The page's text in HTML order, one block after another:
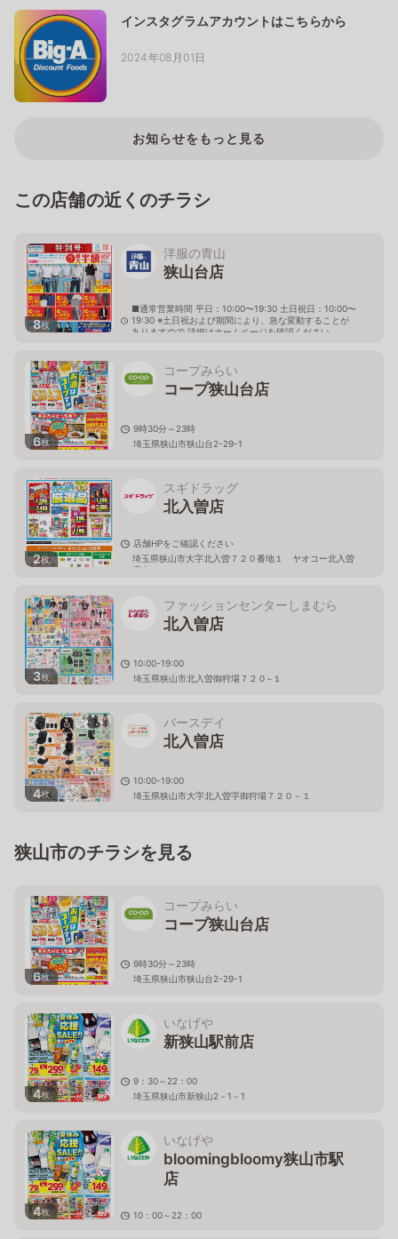
インスタグラムアカウントはこちらから
2024年08月01日
お知らせをもっと見る
この店舗の近くのチラシ
8枚
洋服の青山
狭山台店
■通常営業時間 平日：10:00〜19:30 土日祝日：10:00〜
19:30 ※土日祝および期間により、急な変動することが
ありますので 詳細はホームページを確認ください
6枚
コープみらい
コープ狭山台店
9時30分～23時
埼玉県狭山市狭山台2-29-1
2枚
スギドラッグ
北入曽店
店舗HPをご確認ください
埼玉県狭山市大字北入曽７２０番地１ ヤオコー北入曽
店内
3枚
ファッションセンターしまむら
北入曽店
10:00-19:00
埼玉県狭山市北入曽御狩場７２０−１
4枚
バースデイ
北入曽店
10:00-19:00
埼玉県狭山市大字北入曽字御狩場７２０－１
狭山市のチラシを見る
6枚
コープみらい
コープ狭山台店
9時30分～23時
埼玉県狭山市狭山台2-29-1
4枚
いなげや
新狭山駅前店
9：30～22：00
埼玉県狭山市新狭山2－1－1
4枚
いなげや
bloomingbloomy狭山市駅
店
10：00～22：00